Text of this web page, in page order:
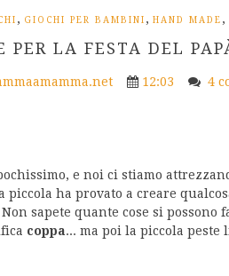
, GIOCHI PER BAMBINI , HAND MADE ,
PER LA FESTA DEL
12:03 4
e noi ci stiamo
piccola ha provato a creare
sapete quante cose si possono
coppa... ma poi la piccola